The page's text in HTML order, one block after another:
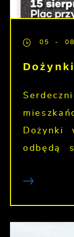
05 -
Dożynki
odbędą